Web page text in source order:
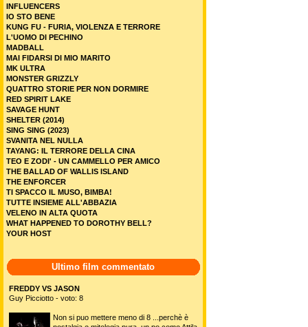
INFLUENCERS
IO STO BENE
KUNG FU - FURIA, VIOLENZA E TERRORE
L'UOMO DI PECHINO
MADBALL
MAI FIDARSI DI MIO MARITO
MK ULTRA
MONSTER GRIZZLY
QUATTRO STORIE PER NON DORMIRE
RED SPIRIT LAKE
SAVAGE HUNT
SHELTER (2014)
SING SING (2023)
SVANITA NEL NULLA
TAYANG: IL TERRORE DELLA CINA
TEO E ZODI' - UN CAMMELLO PER AMICO
THE BALLAD OF WALLIS ISLAND
THE ENFORCER
TI SPACCO IL MUSO, BIMBA!
TUTTE INSIEME ALL'ABBAZIA
VELENO IN ALTA QUOTA
WHAT HAPPENED TO DOROTHY BELL?
YOUR HOST
Ultimo film commentato
FREDDY VS JASON
Guy Picciotto - voto: 8
Non si puo mettere meno di 8 ...perchè è